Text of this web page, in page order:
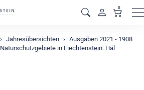
0
Jahresübersichten
Ausgaben 2021 - 1908
Naturschutzgebiete in Liechtenstein: Häl